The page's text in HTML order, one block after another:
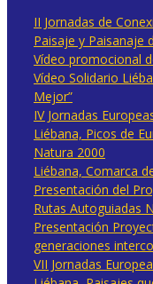
II Jornadas de
Paisaje y Paisanaje
Vídeo promocional
Vídeo Solidario
Mejor”
IV Jornadas
Liébana, Picos de
Natura 2000
Liébana, Comarca
Presentación del
Rutas Autoguiadas
Presentación
generaciones
VII Jornadas